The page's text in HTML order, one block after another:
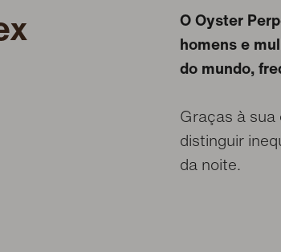
O Oyster
homens e
do mundo,
Graças à
distinguir
da noite.